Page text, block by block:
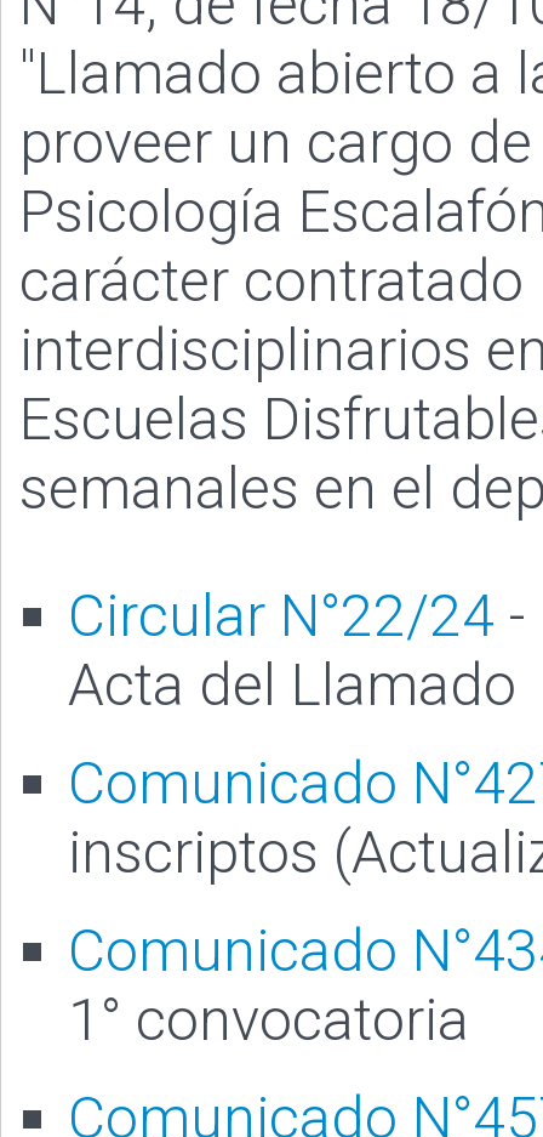
"Llamado abierto a
proveer un cargo
Psicología
carácter
interdisciplinarios
Escuelas
semanales en el
Circular N°22/24 -
Acta del Llamado
Comunicado
inscriptos
Comunicado
1° convocatoria
Comunicado